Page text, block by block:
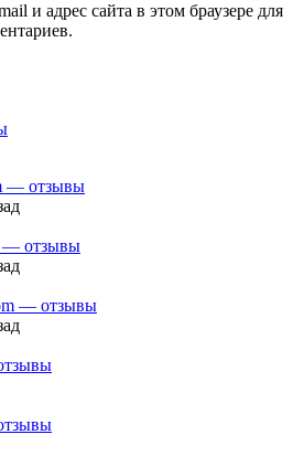
и адрес сайта в этом браузере для
— отзывы
— отзывы
— отзывы